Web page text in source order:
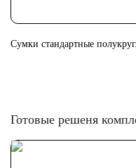
Сумки стандартные
Готовые решеня